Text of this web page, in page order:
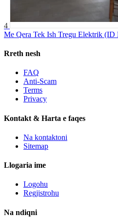
4
Me Qera Tek Ish Tregu Elektrik (ID
Rreth nesh
FAQ
Anti-Scam
Terms
Privacy
Kontakt & Harta e faqes
Na kontaktoni
Sitemap
Llogaria ime
Logohu
Regjistrohu
Na ndiqni